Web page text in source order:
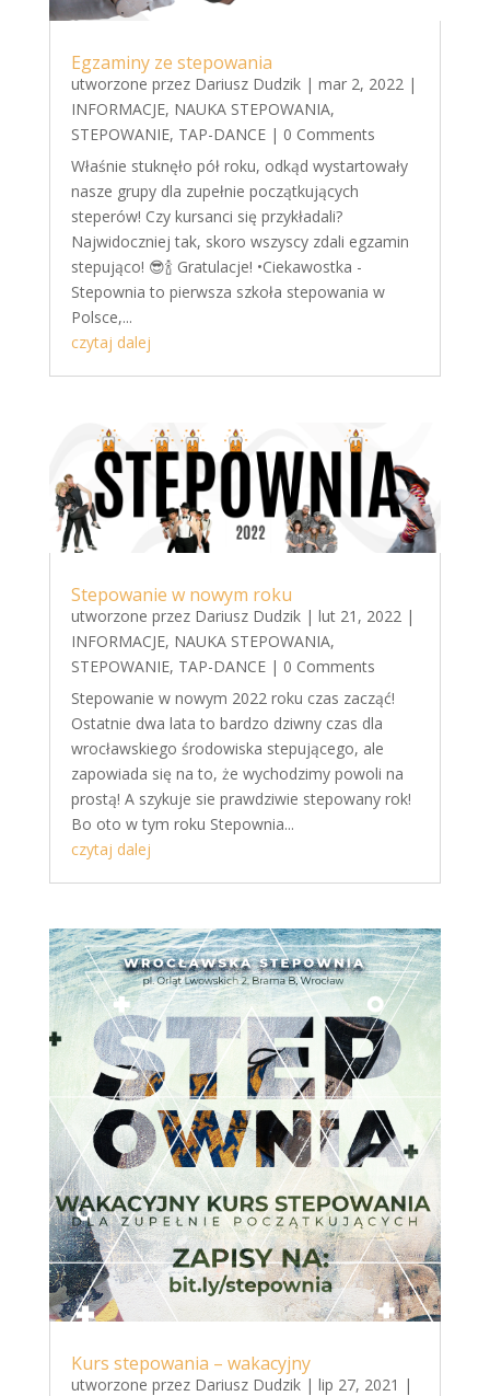
Egzaminy ze stepowania
utworzone przez Dariusz Dudzik| mar 2, 2022|
INFORMACJE, NAUKA STEPOWANIA,
STEPOWANIE, TAP-DANCE| 0 Comments
Właśnie stuknęło pół roku, odkąd wystartowały
nasze grupy dla zupełnie początkujących
steperów! Czy kursanci się przykładali?
Najwidoczniej tak, skoro wszyscy zdali egzamin
stepująco! 😎🍾 Gratulacje! •Ciekawostka -
Stepownia to pierwsza szkoła stepowania w
Polsce,...
czytaj dalej
Stepowanie w nowym roku
utworzone przez Dariusz Dudzik| lut 21, 2022|
INFORMACJE, NAUKA STEPOWANIA,
STEPOWANIE, TAP-DANCE| 0 Comments
Stepowanie w nowym 2022 roku czas zacząć!
Ostatnie dwa lata to bardzo dziwny czas dla
wrocławskiego środowiska stepującego, ale
zapowiada się na to, że wychodzimy powoli na
prostą! A szykuje sie prawdziwie stepowany rok!
Bo oto w tym roku Stepownia...
czytaj dalej
Kurs stepowania – wakacyjny
utworzone przez Dariusz Dudzik| lip 27, 2021 |